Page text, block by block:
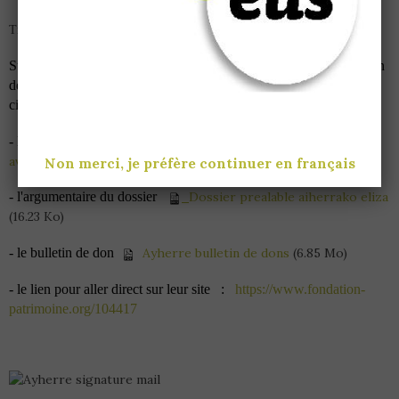
Travaux de l'Eglise prévu aux mois de Février et Mars.
Suite à la décision de signature d'une convention avec la Fondation
de France concernant la réhabilitation de l'Eglise, veuillez trouver
ci-joint les éléments du dossier.
- la décision de conventionnement
avec la fondation du patrimoine (14.98 Ko)
- l'argumentaire du dossier
Dossier prealable aiherrako eliza
(16.23 Ko)
- le bulletin de don Ayherre bulletin de dons (6.85 Mo)
- le lien pour aller direct sur leur site : https://www.fondation-
patrimoine.org/104417
Non merci, je préfère continuer en français